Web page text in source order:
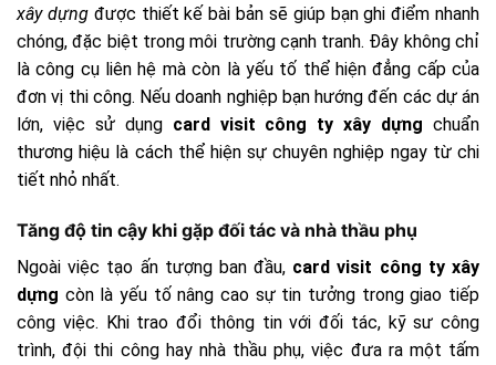
xây dựngđược thiết kế bài bản sẽ giúp bạn ghi điểm nhanh
chóng, đặc biệt trong môi trường cạnh tranh. Đây không chỉ
là công cụ liên hệ mà còn là yếu tố thể hiện đẳng cấp của
đơn vị thi công. Nếu doanh nghiệp bạn hướng đến các dự án
lớn, việc sử dụng card visit công ty xây dựng chuẩn
thương hiệu là cách thể hiện sự chuyên nghiệp ngay từ chi
tiết nhỏ nhất.
Tăng độ tin cậy khi gặp đối tác và nhà thầu phụ
Ngoài việc tạo ấn tượng ban đầu, card visit công ty xây
dựng còn là yếu tố nâng cao sự tin tưởng trong giao tiếp
công việc. Khi trao đổi thông tin với đối tác, kỹ sư công
trình, đội thi công hay nhà thầu phụ, việc đưa ra một tấm